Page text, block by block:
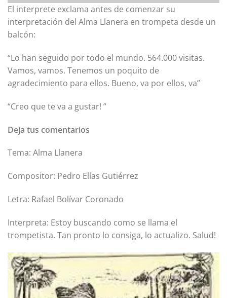
El interprete exclama antes de comenzar su
interpretación del Alma Llanera en trompeta desde un
balcón:
“Lo han seguido por todo el mundo. 564.000 visitas.
Vamos, vamos. Tenemos un poquito de
agradecimiento para ellos. Bueno, va por ellos, va”
“Creo que te va a gustar! ”
Deja tus comentarios
Tema: Alma Llanera
Compositor: Pedro Elías Gutiérrez
Letra: Rafael Bolívar Coronado
Interpreta: Estoy buscando como se llama el
trompetista. Tan pronto lo consiga, lo actualizo. Salud!